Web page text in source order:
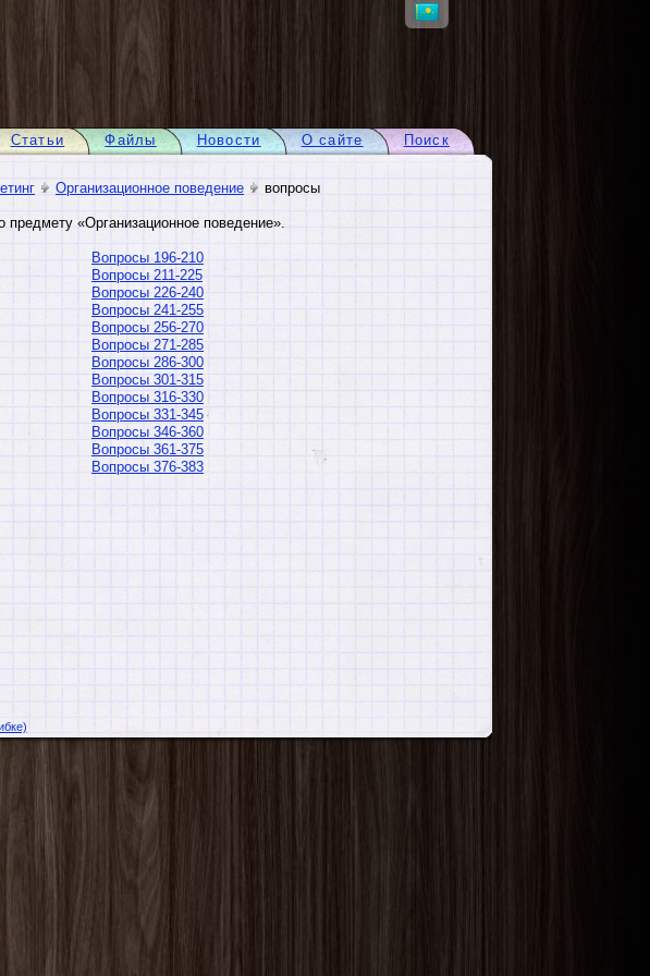
Поиск
О сайте
Новости
Файлы
Статьи
Организационное поведение вопросы
«Организационное поведение».
Вопросы 196-210
Вопросы 211-225
Вопросы 226-240
Вопросы 241-255
Вопросы 256-270
Вопросы 271-285
Вопросы 286-300
Вопросы 301-315
Вопросы 316-330
Вопросы 331-345
Вопросы 346-360
Вопросы 361-375
Вопросы 376-383